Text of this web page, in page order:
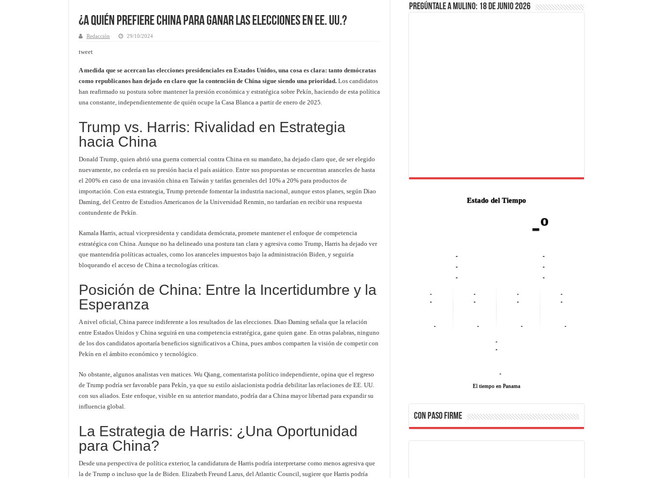
¿A quién prefiere China para ganar las elecciones en EE. UU.?
Redacción 29/10/2024
tweet
A medida que se acercan las elecciones presidenciales en Estados Unidos, una cosa es clara: tanto demócratas
como republicanos han dejado en claro que la contención de China sigue siendo una prioridad. Los candidatos
han reafirmado su postura sobre mantener la presión económica y estratégica sobre Pekín, haciendo de esta política
una constante, independientemente de quién ocupe la Casa Blanca a partir de enero de 2025.
Trump vs. Harris: Rivalidad en Estrategia
hacia China
Donald Trump, quien abrió una guerra comercial contra China en su mandato, ha dejado claro que, de ser elegido
nuevamente, no cedería en su presión hacia el país asiático. Entre sus propuestas se encuentran aranceles de hasta
el 200% en caso de una invasión china en Taiwán y tarifas generales del 10% a 20% para productos de
importación. Con esta estrategia, Trump pretende fomentar la industria nacional, aunque estos planes, según Diao
Daming, del Centro de Estudios Americanos de la Universidad Renmin, no tardarían en recibir una respuesta
contundente de Pekín.
Kamala Harris, actual vicepresidenta y candidata demócrata, promete mantener el enfoque de competencia
estratégica con China. Aunque no ha delineado una postura tan clara y agresiva como Trump, Harris ha dejado ver
que mantendría políticas actuales, como los aranceles impuestos bajo la administración Biden, y seguiría
bloqueando el acceso de China a tecnologías críticas.
Posición de China: Entre la Incertidumbre y la
Esperanza
A nivel oficial, China parece indiferente a los resultados de las elecciones. Diao Daming señala que la relación
entre Estados Unidos y China seguirá en una competencia estratégica, gane quien gane. En otras palabras, ninguno
de los dos candidatos aportaría beneficios significativos a China, pues ambos comparten la visión de competir con
Pekín en el ámbito económico y tecnológico.
No obstante, algunos analistas ven matices. Wu Qiang, comentarista político independiente, opina que el regreso
de Trump podría ser favorable para Pekín, ya que su estilo aislacionista podría debilitar las relaciones de EE. UU.
con sus aliados. Este enfoque, visible en su anterior mandato, podría dar a China mayor libertad para expandir su
influencia global.
La Estrategia de Harris: ¿Una Oportunidad
para China?
Desde una perspectiva de política exterior, la candidatura de Harris podría interpretarse como menos agresiva que
la de Trump o incluso que la de Biden. Elizabeth Freund Larus, del Atlantic Council, sugiere que Harris podría
Pregúntale a Mulino: 18 de junio 2026
Estado del Tiempo
-º
-
-
-
-
-
-
-
-
-
-
-
-
-
-
-
-
-
-
-
-
-
El tiempo en Panama
CON PASO FIRME